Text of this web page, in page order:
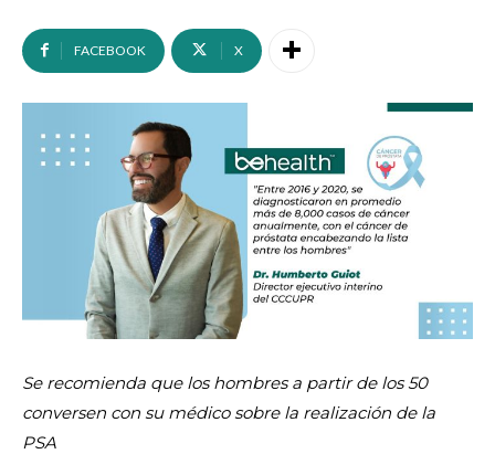
FACEBOOK X
Se recomienda que los hombres a partir de los 50
conversen con su médico sobre la realización de la
PSA